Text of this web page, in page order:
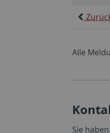
Alle
Sie